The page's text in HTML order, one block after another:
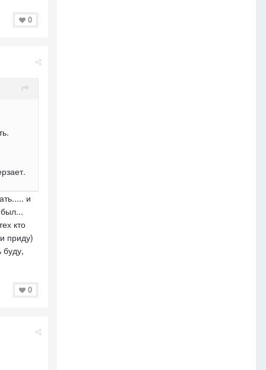
0
и
кто
приду)
буду,
0